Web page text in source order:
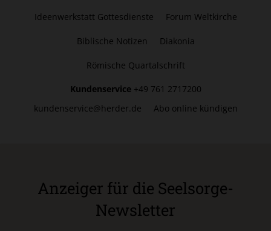
Ideenwerkstatt Gottesdienste Forum Weltkirche
Biblische Notizen Diakonia
Römische Quartalschrift
Kundenservice +49 761 2717200
kundenservice@herder.de
Abo online kündigen
Anzeiger für die Seelsorge-
Newsletter